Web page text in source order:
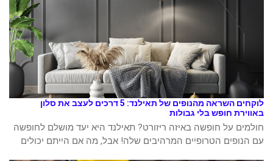
לוקחים השראה מהנופים של תאילנד: 5 דרכים לעצב את סלון
באווירת חופש בלי גבולות
חולמים על חופשה באיזה ריזורט? תאילנד היא יעד מושלם לחופשה
עם הנופים הטרופיים המרהיבים שלה! אבל, מה אם הייתם יכולים